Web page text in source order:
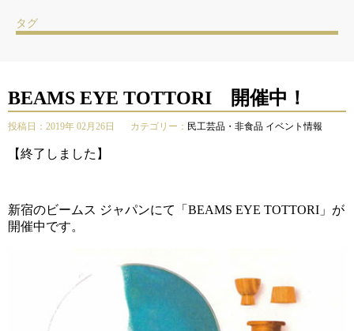
タグ
BEAMS EYE TOTTORI 開催中！
投稿日：2019年 02月26日 カテゴリー： 民工芸品・非食品 イベント情報
【終了しました】
新宿のビームス ジャパンにて「BEAMS EYE TOTTORI」が
開催中です。